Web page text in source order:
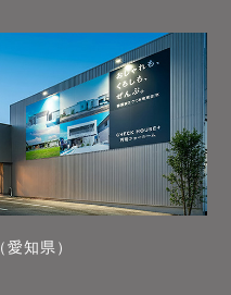
知県）